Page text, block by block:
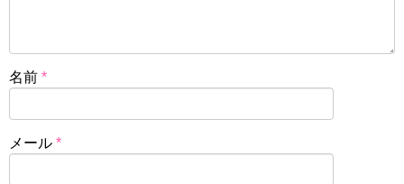
名前 *
メール *